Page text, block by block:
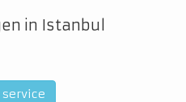
in Istanbul